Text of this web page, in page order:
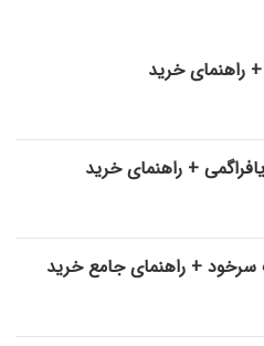
راهنمای خرید
+ راهنمای خرید
+ راهنمای جامع خرید